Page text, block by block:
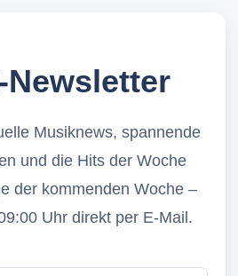
Newsletter
Musiknews, spannende
und die Hits der Woche
der kommenden Woche –
Uhr direkt per E-Mail.